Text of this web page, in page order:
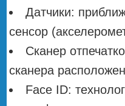
Датчики:
сенсор
Сканер
сканера
Face ID: